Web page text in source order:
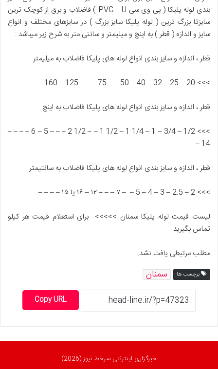
بندی لوله پلیکا ( پی وی سی PVC – U ) فاضلاب و برق از کوچک ترین
سایزتا بزرگ ترین ( لوله پلیکا سایز بزرگ ) در سایزهای مختلف و انواع
سایز و اندازه ( قطر ) به اینچ و میلیمتر و سانتی متر به شرح زیر میباشد :
قطر ، اندازه و سایز بندی انواع لوله های پلیکا فاضلاب به میلیمتر
>>> 20 – 25 – 32 – 40 – 50 – – 75 – – – 125 – 160 – – – –
قطر ، اندازه و سایز بندی انواع لوله های پلیکا فاضلاب به اینچ
>>> 1/2 – 3/4 – 1 – 1/4 1 – 1/2 1 – – 1/2 2 – – – 5 – 6 – – – –
14 –
قطر ، اندازه و سایز بندی انواع لوله های پلیکا فاضلاب به سانتیمتر
>>> 2 – 2.5 – 3 – 4 – 5 – – ۷ – – – ۱۲ – ۱۶ یا ۱۵ – – – –
لیست قیمت لوله پلیکا سمنان >>>>> برای استعلام قیمت هر کیلو
تماس بگیرید
مطلب مرتبطی یافت نشد.
برچسب ها سمنان
Copy URL
خبرگزاری اینترنتی سرخط نیوز (2026)